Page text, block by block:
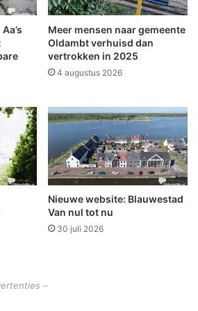
Meer mensen naar gemeente
Oldambt verhuisd dan
vertrokken in 2025
4 augustus 2026
Nieuwe website: Blauwestad
Van nul tot nu
30 juli 2026
–